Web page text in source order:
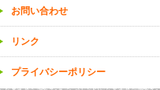
お問い合わせ
リンク
プライバシーポリシー